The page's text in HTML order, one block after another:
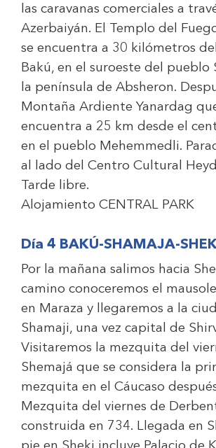
las caravanas comerciales a
Azerbaiyán. El Templo del
se encuentra a 30 kilómetros
Bakú, en el suroeste del pueblo
la península de Absheron.
Montaña Ardiente Yanardag
encuentra a 25 km desde el
en el pueblo Mehemmedli.
al lado del Centro Cultural
Tarde libre.
Alojamiento CENTRAL PARK
Día 4 BAKÚ-SHAMAJA-
Por la mañana salimos hacia
camino conoceremos el
en Maraza y llegaremos a la
Shamaji, una vez capital de
Visitaremos la mezquita del
Shemajá que se considera la
mezquita en el Cáucaso
Mezquita del viernes de
construida en 734. Llegada en